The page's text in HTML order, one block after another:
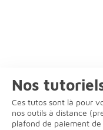
Nos
Ces tutos sont là pour
nos outils à distance
plafond de paiement